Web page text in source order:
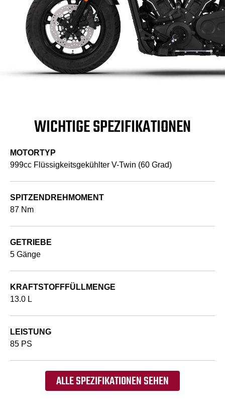
WICHTIGE SPEZIFIKATIONEN
MOTORTYP
999cc Flüssigkeitsgekühlter V-Twin (60 Grad)
SPITZENDREHMOMENT
87 Nm
GETRIEBE
5 Gänge
KRAFTSTOFFFÜLLMENGE
13.0 L
LEISTUNG
85 PS
ALLE SPEZIFIKATIONEN SEHEN